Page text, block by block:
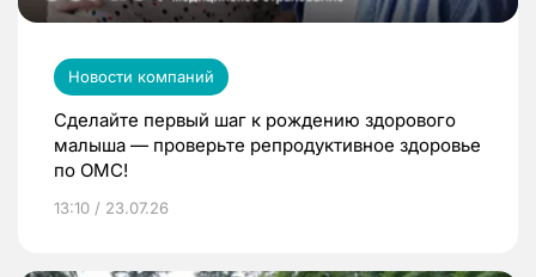
Новости компаний
Сделайте первый шаг к рождению здорового
малыша — проверьте репродуктивное здоровье
по ОМС!
13:10 / 23.07.26